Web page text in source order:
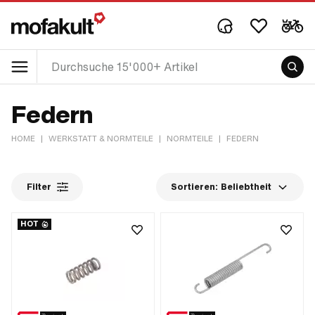
Federn
HOME | WERKSTATT & NORMTEILE | NORMTEILE | FEDERN
Filter Sortieren: Beliebtheit
HOT